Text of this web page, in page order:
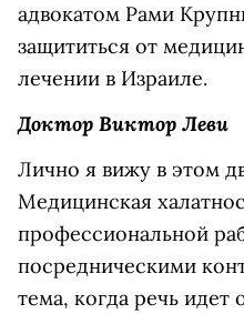
адвокатом Рами
защититься от
лечении в Израиле.
Доктор Виктор Леви
Лично я вижу в этом
Медицинская
профессиональной
посредническими
тема, когда речь идет